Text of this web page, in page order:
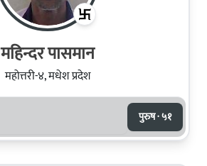
महिन्दर पासमान
महोत्तरी-४, मधेश प्रदेश
पुरुष · ५१